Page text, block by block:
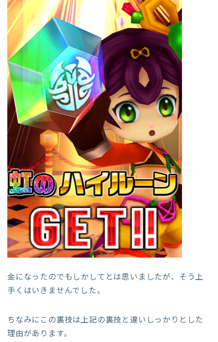
金になったのでもしかしてとは思いましたが、そう上
手くはいきませんでした。
ちなみにこの裏技は上記の裏技と違いしっかりとした
理由があります。